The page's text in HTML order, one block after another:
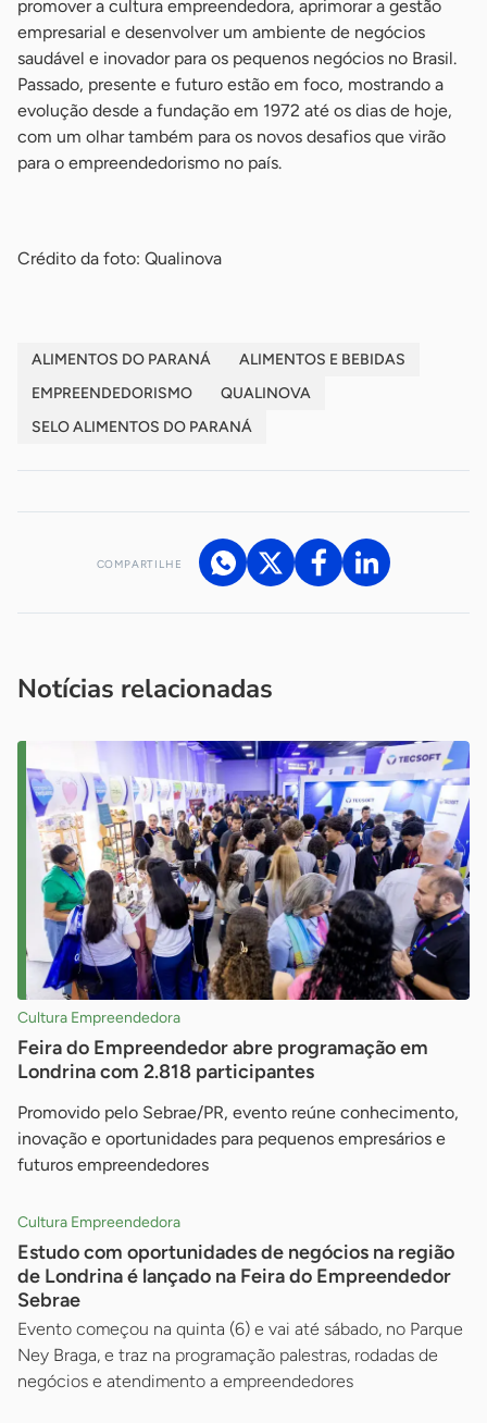
promover a cultura empreendedora, aprimorar a gestão
empresarial e desenvolver um ambiente de negócios
saudável e inovador para os pequenos negócios no Brasil.
Passado, presente e futuro estão em foco, mostrando a
evolução desde a fundação em 1972 até os dias de hoje,
com um olhar também para os novos desafios que virão
para o empreendedorismo no país.
Crédito da foto: Qualinova
ALIMENTOS DO PARANÁ
ALIMENTOS E BEBIDAS
EMPREENDEDORISMO
QUALINOVA
SELO ALIMENTOS DO PARANÁ
COMPARTILHE
Notícias relacionadas
Cultura Empreendedora
Feira do Empreendedor abre programação em
Londrina com 2.818 participantes
Promovido pelo Sebrae/PR, evento reúne conhecimento,
inovação e oportunidades para pequenos empresários e
futuros empreendedores
Cultura Empreendedora
Estudo com oportunidades de negócios na região
de Londrina é lançado na Feira do Empreendedor
Sebrae
Evento começou na quinta (6) e vai até sábado, no Parque
Ney Braga, e traz na programação palestras, rodadas de
negócios e atendimento a empreendedores